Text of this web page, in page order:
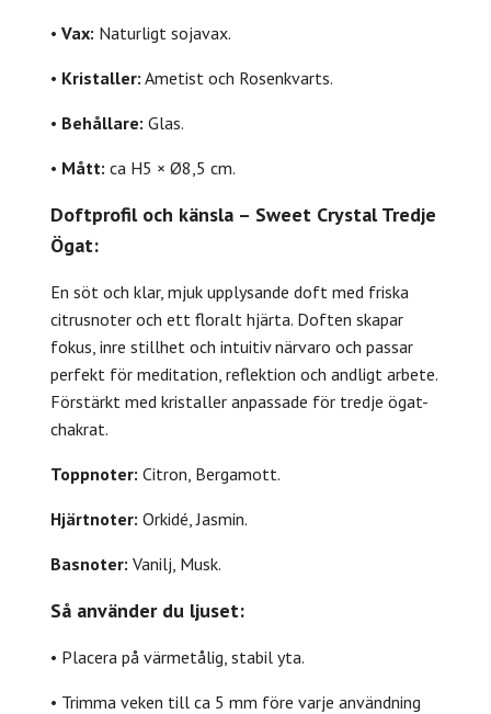
• Vax: Naturligt sojavax.
• Kristaller: Ametist och Rosenkvarts.
• Behållare: Glas.
• Mått: ca H5 × Ø8,5 cm.
Doftprofil och känsla – Sweet Crystal Tredje
Ögat:
En söt och klar, mjuk upplysande doft med friska
citrusnoter och ett floralt hjärta. Doften skapar
fokus, inre stillhet och intuitiv närvaro och passar
perfekt för meditation, reflektion och andligt arbete.
Förstärkt med kristaller anpassade för tredje ögat-
chakrat.
Toppnoter: Citron, Bergamott.
Hjärtnoter: Orkidé, Jasmin.
Basnoter: Vanilj, Musk.
Så använder du ljuset:
• Placera på värmetålig, stabil yta.
• Trimma veken till ca 5 mm före varje användning